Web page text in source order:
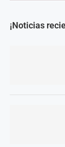
¡Noticias